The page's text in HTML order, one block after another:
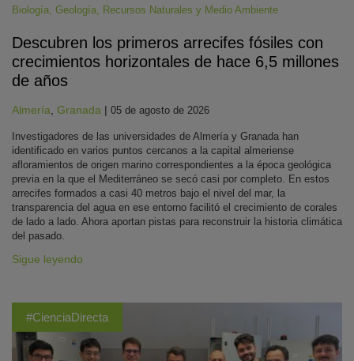
Biología, Geología, Recursos Naturales y Medio Ambiente
Descubren los primeros arrecifes fósiles con
crecimientos horizontales de hace 6,5 millones
de años
Almería Granada | 05 de agosto de 2026
Investigadores de las universidades de Almería y Granada han
identificado en varios puntos cercanos a la capital almeriense
afloramientos de origen marino correspondientes a la época geológica
previa en la que el Mediterráneo se secó casi por completo. En estos
arrecifes formados a casi 40 metros bajo el nivel del mar, la
transparencia del agua en ese entorno facilitó el crecimiento de corales
de lado a lado. Ahora aportan pistas para reconstruir la historia climática
del pasado.
Sigue leyendo
#CienciaDirecta